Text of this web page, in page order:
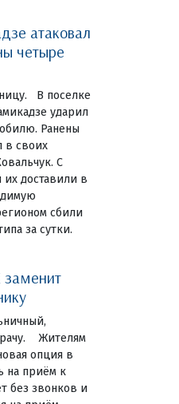
атаковал
четыре
В поселке
ударил
Ранены
в своих
С
их доставили в
сбили
за сутки.
Жителям
опция в
на приём к
без звонков и